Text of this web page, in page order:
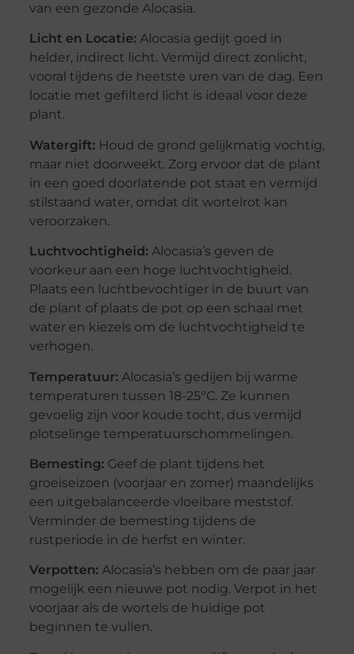
van een gezonde Alocasia.
Licht en Locatie: Alocasia gedijt goed in
helder, indirect licht. Vermijd direct zonlicht,
vooral tijdens de heetste uren van de dag. Een
locatie met gefilterd licht is ideaal voor deze
plant.
Watergift: Houd de grond gelijkmatig vochtig,
maar niet doorweekt. Zorg ervoor dat de plant
in een goed doorlatende pot staat en vermijd
stilstaand water, omdat dit wortelrot kan
veroorzaken.
Luchtvochtigheid: Alocasia’s geven de
voorkeur aan een hoge luchtvochtigheid.
Plaats een luchtbevochtiger in de buurt van
de plant of plaats de pot op een schaal met
water en kiezels om de luchtvochtigheid te
verhogen.
Temperatuur: Alocasia’s gedijen bij warme
temperaturen tussen 18-25°C. Ze kunnen
gevoelig zijn voor koude tocht, dus vermijd
plotselinge temperatuurschommelingen.
Bemesting: Geef de plant tijdens het
groeiseizoen (voorjaar en zomer) maandelijks
een uitgebalanceerde vloeibare meststof.
Verminder de bemesting tijdens de
rustperiode in de herfst en winter.
Verpotten: Alocasia’s hebben om de paar jaar
mogelijk een nieuwe pot nodig. Verpot in het
voorjaar als de wortels de huidige pot
beginnen te vullen.